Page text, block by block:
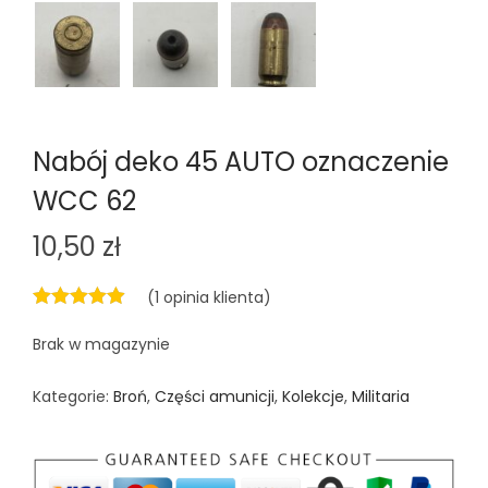
Nabój deko 45 AUTO oznaczenie
WCC 62
10,50 zł
(1 opinia klienta)
Brak w magazynie
Kategorie: Broń, Części amunicji, Kolekcje, Militaria